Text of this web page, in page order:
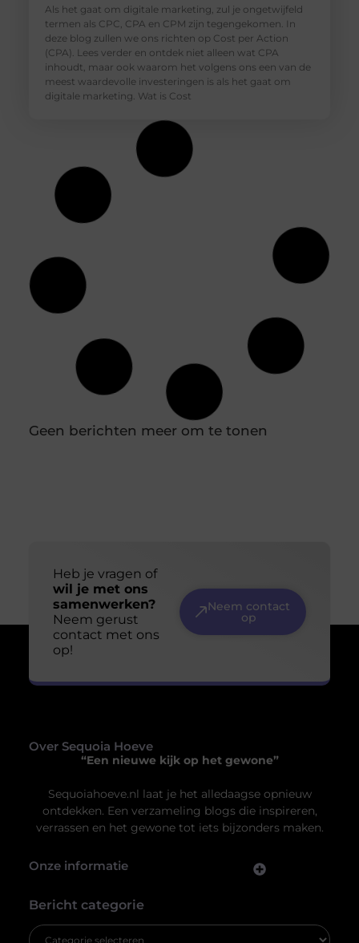
Uw privacy is voor ons van
groot belang.
inzicht in het gebruik van onze website en kunnen we content en
cookiebeleid ] voor meer informatie.
Als het gaat om digitale marketing, zul je ongetwijfeld
termen als CPC, CPA en CPM zijn tegengekomen. In
deze blog zullen we ons richten op Cost per Action
(CPA). Lees verder en ontdek niet alleen wat CPA
inhoudt, maar ook waarom het volgens ons een van de
meest waardevolle investeringen is als het gaat om
digitale marketing. Wat is Cost
Rauwe Honing: Een Natuurlijk Middel Tegen
Wat is Rauwe Honing? Rauwe honing is honing die
direct uit de bijenkorf wordt gehaald en geen enkele
bewerking ondergaat, zoals pasteurisatie of filtratie.
Hierdoor behoudt het al zijn natuurlijke
voedingsstoffen, enzymen en pollen, die vaak verloren
gaan in verwerkte honing. Deze onbewerkte vorm van
honing heeft niet alleen voordelen voor de algehele
Jouw ruimte, jouw sfeer: ontdek de perfecte
Je denkt misschien niet vaak na over het plafond boven
plafond kan een wereld van verschil maken. Van
akoestiek tot esthetiek, een goed gekozen